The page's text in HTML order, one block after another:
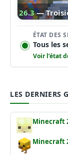
26.3 —
ÉTAT DES
Tous les
Voir l’état
LES DERNIERS
Minecraft
Minecraft